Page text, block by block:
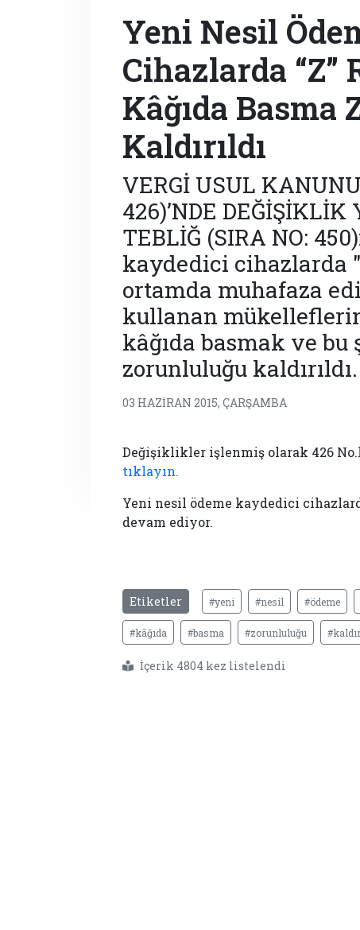
Yeni Nesil
Cihazlarda “Z”
Kâğıda
Kaldırıldı
VERGİ USUL
426)’NDE
TEBLİĞ (SIRA NO:
kaydedici cihazlarda
ortamda muhafaza
kullanan mükelleflerin
kâğıda basmak ve
zorunluluğu kaldırıldı.
03 HAZIRAN 2015, ÇARŞAMBA
Değişiklikler işlenmiş olarak 426
tıklayın.
Yeni nesil ödeme kaydedici
devam ediyor.
Etiketler #yeni #nesil #ödeme
#kâğıda #basma #zorunluluğu
İçerik 4804 kez listelendi